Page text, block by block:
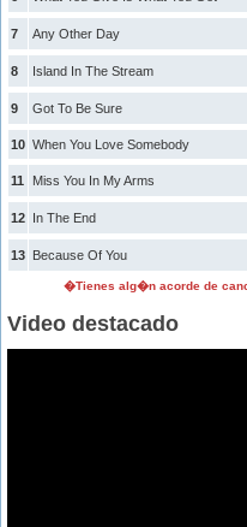
7 Any Other Day
8 Island In The Stream
9 Got To Be Sure
10 When You Love Somebody
11 Miss You In My Arms
12 In The End
13 Because Of You
�Tienes alg�n acorde de
Video destacado